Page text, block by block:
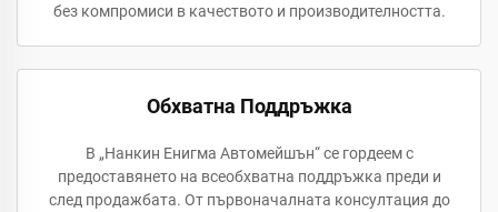
без компромиси в качеството и производителността.
Обхватна Поддръжка
В „Нанкин Енигма Автомейшън“ се гордеем с
предоставянето на всеобхватна поддръжка преди и
след продажбата. От първоначалната консултация до